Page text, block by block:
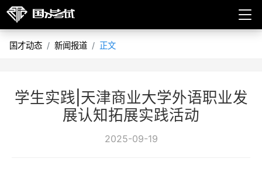
国才动态 新闻报道 正文
学生实践|天津商业大学外语职业发
展认知拓展实践活动
2025-09-19